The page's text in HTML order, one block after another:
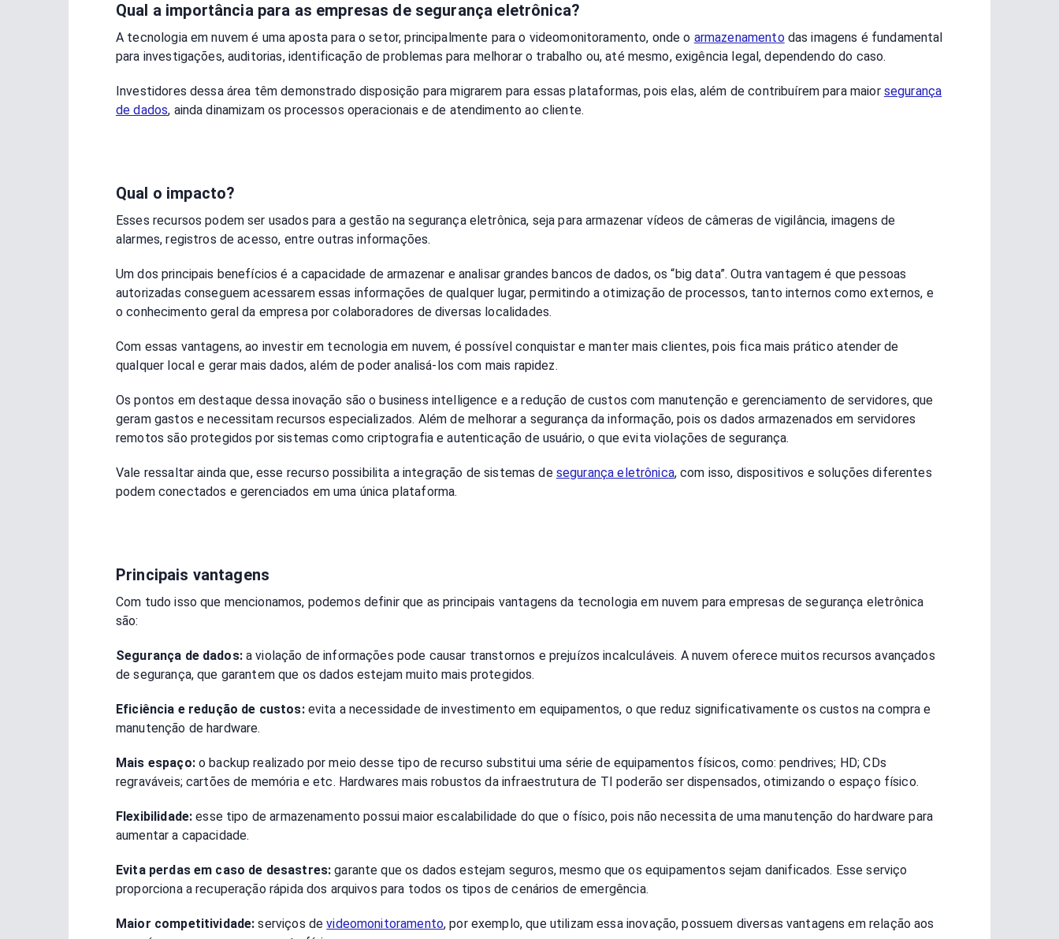
Qual a importância para as empresas de segurança eletrônica?
A tecnologia em nuvem é uma aposta para o setor, principalmente para o videomonitoramento, onde o armazenamento das imagens é fundamental
para investigações, auditorias, identificação de problemas para melhorar o trabalho ou, até mesmo, exigência legal, dependendo do caso.
Investidores dessa área têm demonstrado disposição para migrarem para essas plataformas, pois elas, além de contribuírem para maior segurança
de dados, ainda dinamizam os processos operacionais e de atendimento ao cliente.
Qual o impacto?
Esses recursos podem ser usados para a gestão na segurança eletrônica, seja para armazenar vídeos de câmeras de vigilância, imagens de
alarmes, registros de acesso, entre outras informações.
Um dos principais benefícios é a capacidade de armazenar e analisar grandes bancos de dados, os “big data”. Outra vantagem é que pessoas
autorizadas conseguem acessarem essas informações de qualquer lugar, permitindo a otimização de processos, tanto internos como externos, e
o conhecimento geral da empresa por colaboradores de diversas localidades.
Com essas vantagens, ao investir em tecnologia em nuvem, é possível conquistar e manter mais clientes, pois fica mais prático atender de
qualquer local e gerar mais dados, além de poder analisá-los com mais rapidez.
Os pontos em destaque dessa inovação são o business intelligence e a redução de custos com manutenção e gerenciamento de servidores, que
geram gastos e necessitam recursos especializados. Além de melhorar a segurança da informação, pois os dados armazenados em servidores
remotos são protegidos por sistemas como criptografia e autenticação de usuário, o que evita violações de segurança.
Vale ressaltar ainda que, esse recurso possibilita a integração de sistemas de segurança eletrônica, com isso, dispositivos e soluções diferentes
podem conectados e gerenciados em uma única plataforma.
Principais vantagens
Com tudo isso que mencionamos, podemos definir que as principais vantagens da tecnologia em nuvem para empresas de segurança eletrônica
são:
Segurança de dados:a violação de informações pode causar transtornos e prejuízos incalculáveis. A nuvem oferece muitos recursos avançados
de segurança, que garantem que os dados estejam muito mais protegidos.
Eficiência e redução de custos:evita a necessidade de investimento em equipamentos, o que reduz significativamente os custos na compra e
manutenção de hardware.
Mais espaço:o backup realizado por meio desse tipo de recurso substitui uma série de equipamentos físicos, como: pendrives; HD; CDs
regraváveis; cartões de memória e etc. Hardwares mais robustos da infraestrutura de TI poderão ser dispensados, otimizando o espaço físico.
Flexibilidade: esse tipo de armazenamento possui maior escalabilidade do que o físico, pois não necessita de uma manutenção do hardware para
aumentar a capacidade.
Evita perdas em caso de desastres: garante que os dados estejam seguros, mesmo que os equipamentos sejam danificados. Esse serviço
proporciona a recuperação rápida dos arquivos para todos os tipos de cenários de emergência.
Maior competitividade: serviços devideomonitoramento, por exemplo, que utilizam essa inovação, possuem diversas vantagens em relação aos